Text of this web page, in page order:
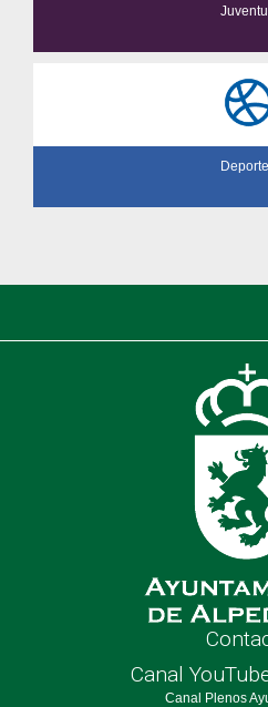
Canal
Canal Plenos